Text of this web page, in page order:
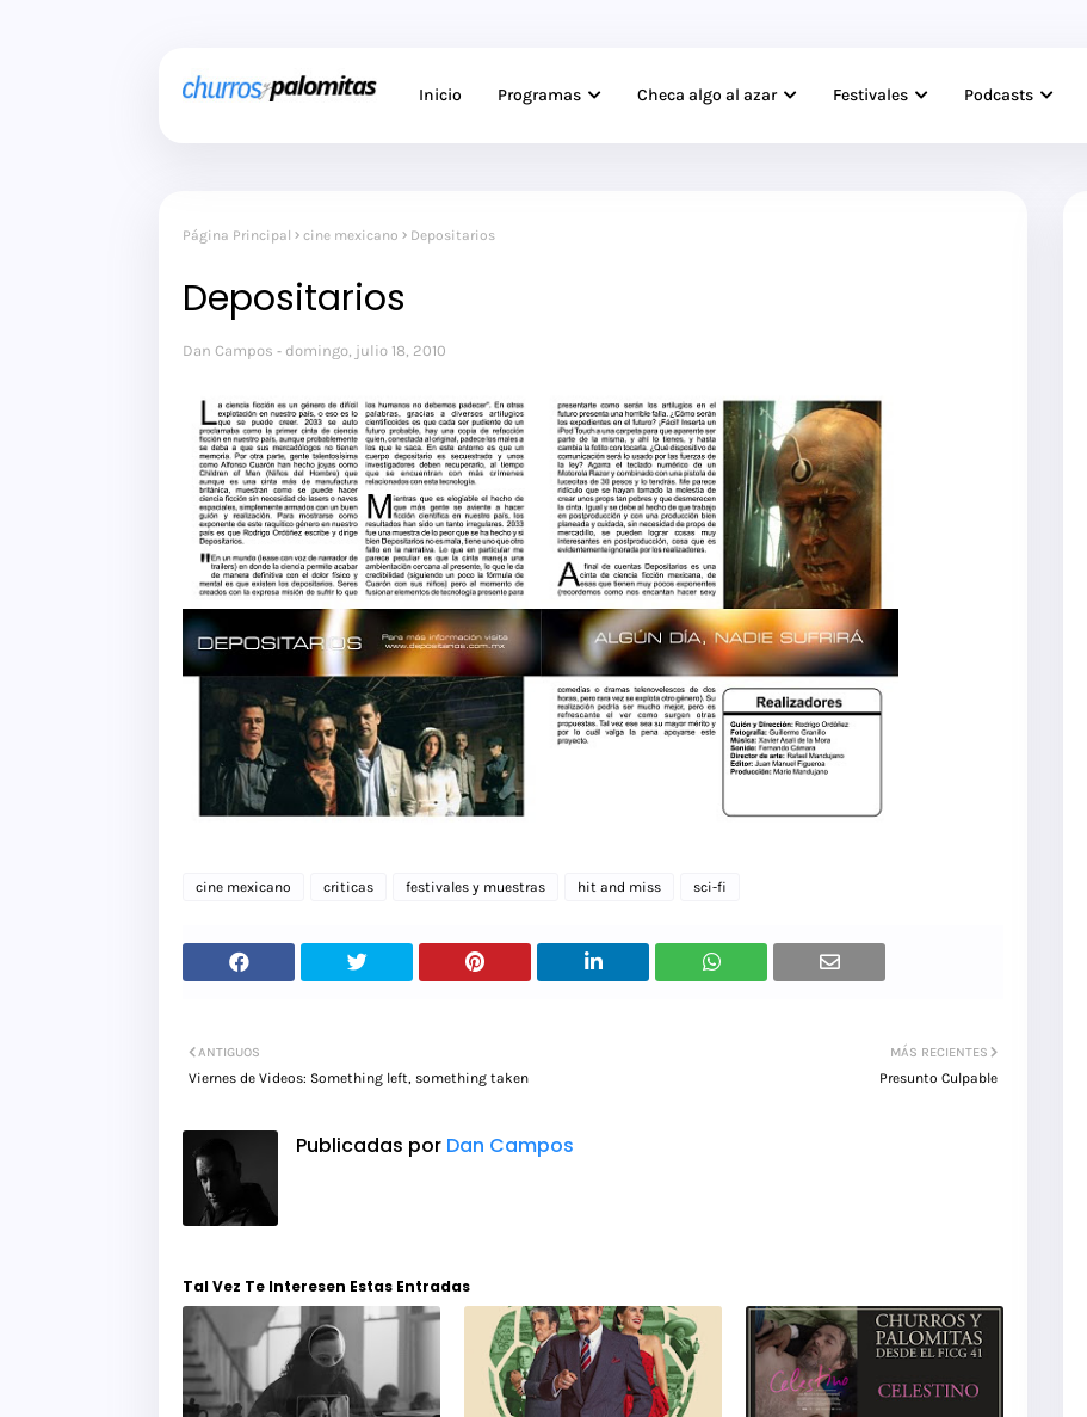
Inicio Programas Checa algo al azar Festivales Podcasts
Página Principal cine mexicano Depositarios
Depositarios
Dan Campos domingo, julio 18, 2010
cine mexicano criticas festivales y muestras hit and miss sci-fi
MÁS RECIENTES
Presunto Culpable
ANTIGUOS
Viernes de Videos: Something left, something taken
Publicadas por Dan Campos
Tal Vez Te Interesen Estas Entradas